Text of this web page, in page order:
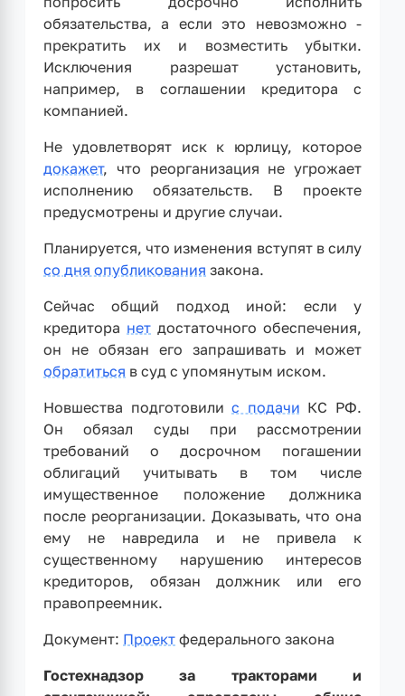
обязательства, а если это невозможно -
прекратить их и возместить убытки.
Исключения разрешат установить,
например, в соглашении кредитора с
компанией.
Не удовлетворят иск к юрлицу, которое
докажет, что реорганизация не угрожает
исполнению обязательств. В проекте
предусмотрены и другие случаи.
Планируется, что изменения вступят в силу
со дня опубликования закона.
Сейчас общий подход иной: если у
кредитора нет достаточного обеспечения,
он не обязан его запрашивать и может
обратиться в суд с упомянутым иском.
Новшества подготовилис подачи КС РФ.
Он обязал суды при рассмотрении
требований о досрочном погашении
облигаций учитывать в том числе
имущественное положение должника
после реорганизации. Доказывать, что она
ему не навредила и не привела к
существенному нарушению интересов
кредиторов, обязан должник или его
правопреемник.
Документ: Проект федерального закона
Гостехнадзор за тракторами и